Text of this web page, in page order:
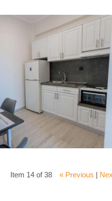
Item 14 of 38 « Previous |